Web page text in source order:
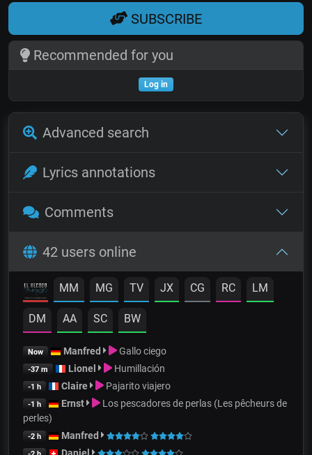
SUBSCRIBE
Recommended for you
Log in
Advanced search
Lyrics annotations
Comments
42 users online
MM MG TV JX CG RC LM
DM AA SC BW
Now Manfred Gallo ciego
-37 m Lionel Humillación
-1 h Claire Pajarito viajero
-1 h Ernst
Los pescadores de perlas (Les pêcheurs de
perles)
-2 h Manfred
Daniel